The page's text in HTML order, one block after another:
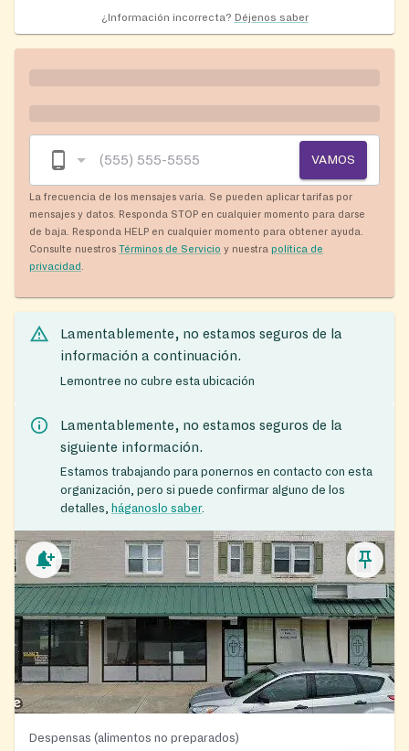
¿Información incorrecta? Déjenos saber
VAMOS
La frecuencia de los mensajes varía. Se pueden aplicar tarifas por
mensajes y datos. Responda STOP en cualquier momento para darse
de baja. Responda HELP en cualquier momento para obtener ayuda.
Consulte nuestros Términos de Servicio y nuestra política de
privacidad
Lamentablemente, no estamos seguros de la
información a continuación.
Lemontree no cubre esta ubicación
Lamentablemente, no estamos seguros de la
siguiente información.
Estamos trabajando para ponernos en contacto con esta
organización, pero si puede confirmar alguno de los
detalles, háganoslo saber.
Despensas (alimentos no preparados)